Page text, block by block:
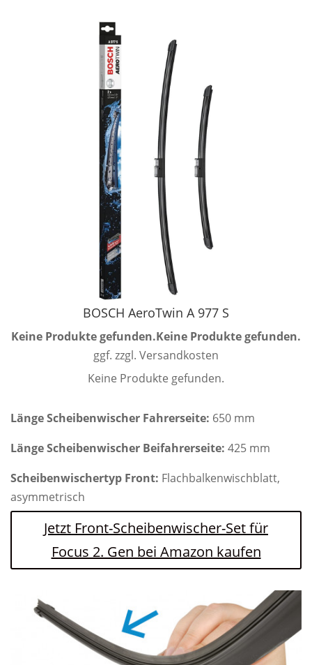
BOSCH AeroTwin A 977 S
Keine Produkte gefunden.Keine Produkte gefunden.
ggf. zzgl. Versandkosten
Keine Produkte gefunden.
Länge Scheibenwischer Fahrerseite: 650 mm
Länge Scheibenwischer Beifahrerseite: 425 mm
Scheibenwischertyp Front: Flachbalkenwischblatt,
asymmetrisch
Jetzt Front-Scheibenwischer-Set für
Focus 2. Gen bei Amazon kaufen